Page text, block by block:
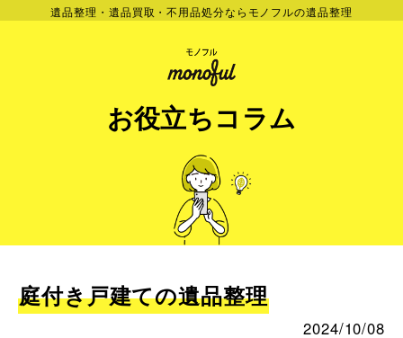
遺品整理・遺品買取・不用品処分ならモノフルの遺品整理
お役立ちコラム
庭付き戸建ての遺品整理
2024/10/08